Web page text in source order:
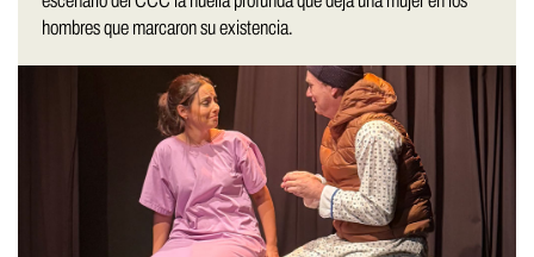
hombres que marcaron su existencia.